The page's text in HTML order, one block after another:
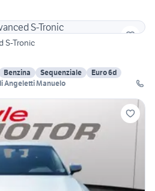
S-Tronic
Benzina Sequenziale
Euro 6d
Angeletti Manuelo